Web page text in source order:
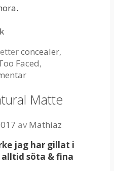
concealer,
Faced,
Matte
avMathiaz
jag har gillat i
alltid söta & fina